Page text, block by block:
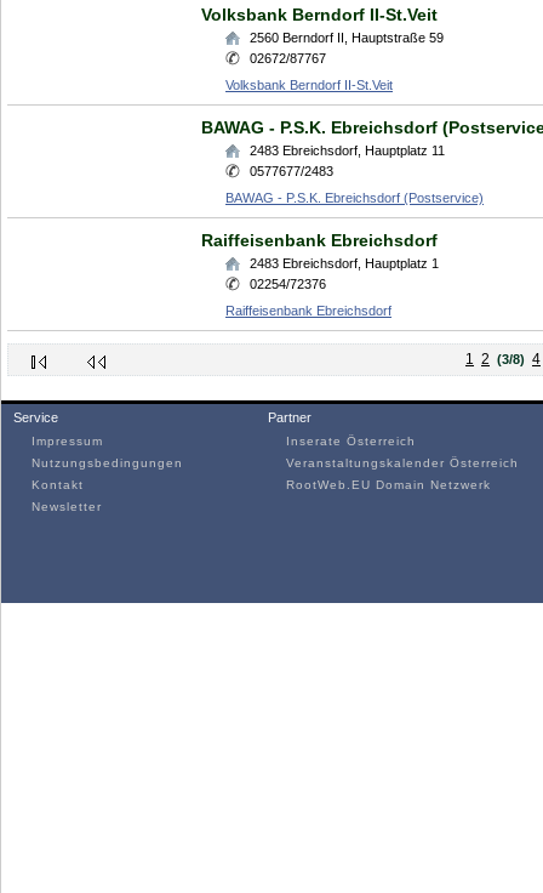
Volksbank Berndorf II-St.Veit
2560 Berndorf II Hauptstraße 59
02672/87767
Volksbank Berndorf II-St.Veit
BAWAG - P.S.K. Ebreichsdorf
2483 Ebreichsdorf Hauptplatz 11
0577677/2483
BAWAG - P.S.K. Ebreichsdorf (Postservice)
Raiffeisenbank Ebreichsdorf
2483 Ebreichsdorf Hauptplatz 1
02254/72376
Raiffeisenbank Ebreichsdorf
1 2 (3/8) 4
Service
Impressum
Nutzungsbedingungen
Kontakt
Newsletter
Partner
Inserate Österreich
Veranstaltungskalender Österreich
RootWeb.EU Domain Netzwerk